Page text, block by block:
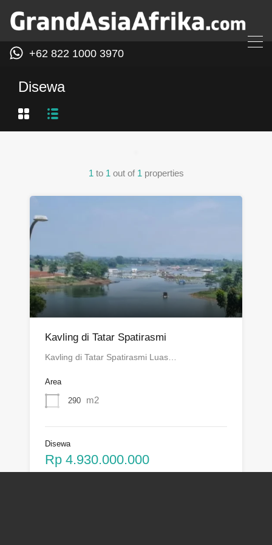
+62 822 1000 3970
Disewa
1 to 1 out of 1 properties
Kavling di Tatar Spatirasmi
Kavling di Tatar Spatirasmi Luas…
Area
290 m2
Disewa
Rp 4.930.000.000